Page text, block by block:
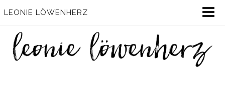
LEONIE LÖWENHERZ